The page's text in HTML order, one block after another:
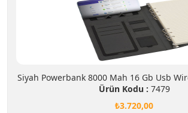
Siyah Powerbank 8000 Mah 16 Gb Usb
Ürün Kodu : 7479
₺3.720,00